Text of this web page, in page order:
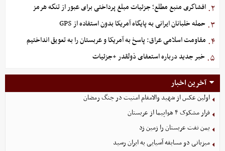
۲. افشاگری منبع مطلع؛ جزئیات مبلغ پرداختی برای عبور از تنگه هرمز
۳. حمله خلبانان ایرانی به پایگاه آمریکا بدون استفاده از GPS
۴. مقاومت اسلامی عراق: پاسخ به آمریکا و عربستان را به تعویق انداختیم
۵. خبر جدید درباره استعفای ذولقدر +جزئیات
آخرین اخبار
اولین عکس از شهید والامقام امنیت در جنگ رمضان
فرار مشکوک ۴ هواپیما از عربستان
یمن نفت عربستان را زمین زد
میزبانی دو مسابقه آسیایی به ایران رسید